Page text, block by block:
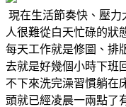
現在生活節奏快、壓力
人很難從白天忙碌的狀
每天工作就是修圖、排
去就是好幾個小時下班
不下來洗完澡習慣躺在
頭就已經凌晨一兩點了